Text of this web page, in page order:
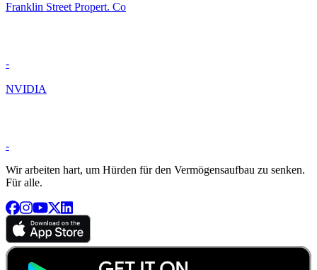
Franklin Street Propert. Co
-
NVIDIA
-
Wir arbeiten hart, um Hürden für den Vermögensaufbau zu senken.
Für alle.